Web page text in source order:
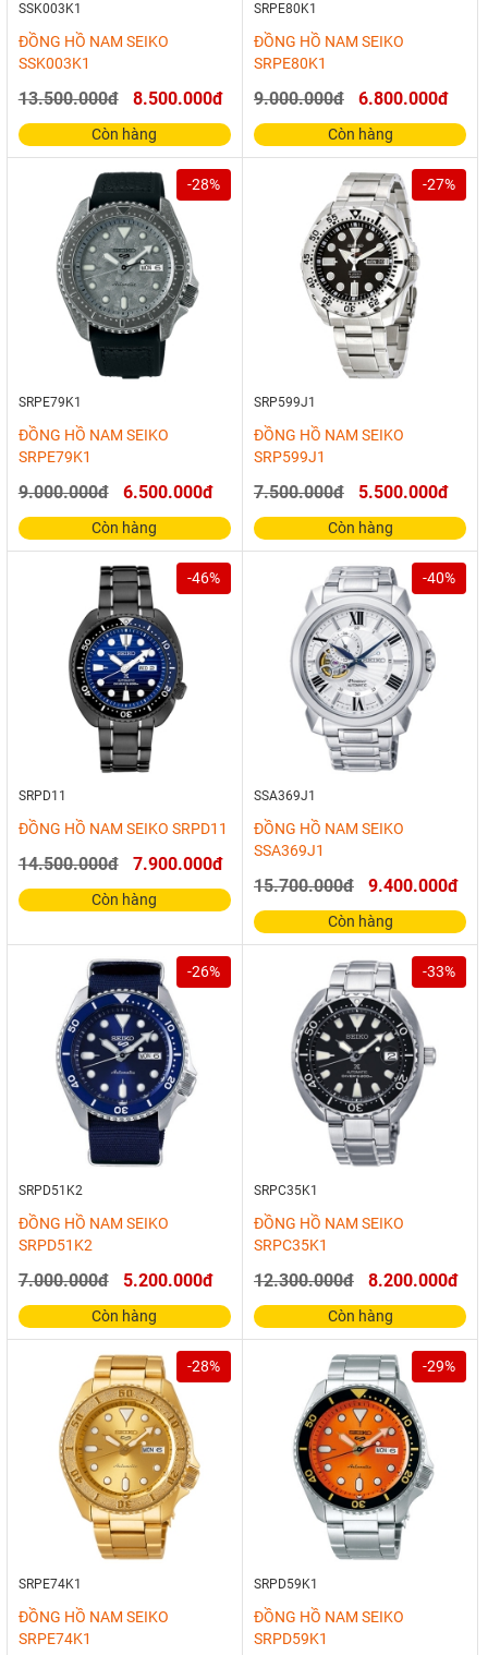
SSK003K1
ĐỒNG HỒ NAM SEIKO
SSK003K1
13.500.000đ 8.500.000đ
Còn hàng
SRPE80K1
ĐỒNG HỒ NAM SEIKO
SRPE80K1
9.000.000đ 6.800.000đ
Còn hàng
-28%
SRPE79K1
ĐỒNG HỒ NAM SEIKO
SRPE79K1
9.000.000đ 6.500.000đ
Còn hàng
-27%
SRP599J1
ĐỒNG HỒ NAM SEIKO
SRP599J1
7.500.000đ 5.500.000đ
Còn hàng
-46%
SRPD11
ĐỒNG HỒ NAM SEIKO SRPD11
14.500.000đ 7.900.000đ
Còn hàng
-40%
SSA369J1
ĐỒNG HỒ NAM SEIKO
SSA369J1
15.700.000đ 9.400.000đ
Còn hàng
-26%
SRPD51K2
ĐỒNG HỒ NAM SEIKO
SRPD51K2
7.000.000đ 5.200.000đ
Còn hàng
-33%
SRPC35K1
ĐỒNG HỒ NAM SEIKO
SRPC35K1
12.300.000đ 8.200.000đ
Còn hàng
-28%
SRPE74K1
ĐỒNG HỒ NAM SEIKO
SRPE74K1
-29%
SRPD59K1
ĐỒNG HỒ NAM SEIKO
SRPD59K1